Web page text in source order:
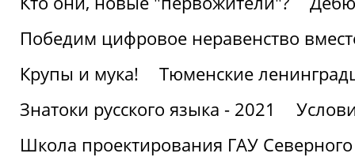
Победим цифровое неравенство
Крупы и мука!
Тюменские
Знатоки русского языка - 2021
Школа проектирования ГАУ